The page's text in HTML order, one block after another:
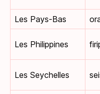
Les Pays-Bas
Les Philippines
Les Seychelles